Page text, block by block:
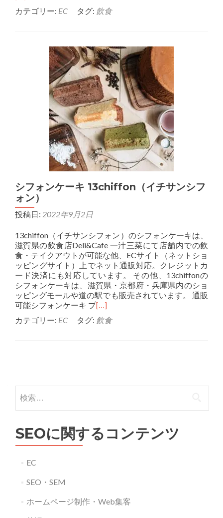
カテゴリー: EC タグ: 飲食
シフォンケーキ 13chiffon（イチサンシフ
ォン）
投稿日: 2022年9月2日
13chiffon（イチサンシフォン）のシフォンケーキは、
滋賀県の飲食店Deli&Cafe 一汁三菜にて店舗内での飲
食・テイクアウトが可能な他、ECサイト（ネットショ
ッピングサイト）上でネット通販対応。クレジットカ
ード決済にも対応しています。 その他、13chiffonの
シフォンケーキは、滋賀県・京都府・兵庫県内のショ
ッピングモールや道の駅でも販売されています。 通販
可能シフォンケーキ プ[…]
カテゴリー: EC タグ: 飲食
稿
ナ
ビ
ゲ
ー
シ
ョ
ン
索:
SEOに関するコンテンツ
EC
SEO・SEM
ホームページ制作・Web集客